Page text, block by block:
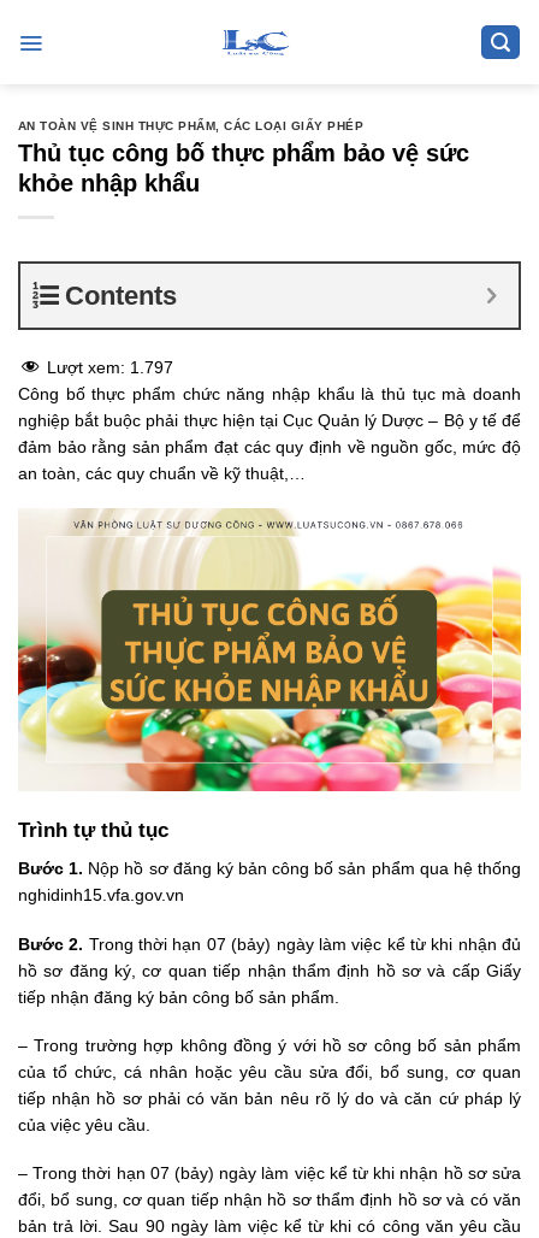
AN TOÀN VỆ SINH THỰC PHẨM ,CÁC LOẠI GIẤY PHÉP
Thủ tục công bố thực phẩm bảo vệ sức
khỏe nhập khẩu
Contents
Lượt xem: 1.797
Công bố thực phẩm chức năng nhập khẩu là thủ tục mà doanh
nghiệp bắt buộc phải thực hiện tại Cục Quản lý Dược – Bộ y tế để
đảm bảo rằng sản phẩm đạt các quy định về nguồn gốc, mức độ
an toàn, các quy chuẩn về kỹ thuật,…
Trình tự thủ tục
Bước 1. Nộp hồ sơ đăng ký bản công bố sản phẩm qua hệ thống
nghidinh15.vfa.gov.vn
Bước 2. Trong thời hạn 07 (bảy) ngày làm việc kể từ khi nhận đủ
hồ sơ đăng ký, cơ quan tiếp nhận thẩm định hồ sơ và cấp Giấy
tiếp nhận đăng ký bản công bố sản phẩm.
– Trong trường hợp không đồng ý với hồ sơ công bố sản phẩm
của tổ chức, cá nhân hoặc yêu cầu sửa đổi, bổ sung, cơ quan
tiếp nhận hồ sơ phải có văn bản nêu rõ lý do và căn cứ pháp lý
của việc yêu cầu.
– Trong thời hạn 07 (bảy) ngày làm việc kể từ khi nhận hồ sơ sửa
đổi, bổ sung, cơ quan tiếp nhận hồ sơ thẩm định hồ sơ và có văn
bản trả lời. Sau 90 ngày làm việc kể từ khi có công văn yêu cầu